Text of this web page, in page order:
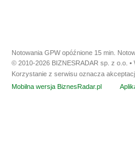
Notowania GPW opóźnione 15 min.
© 2010-2026 BIZNESRADAR sp. z o.o.
Korzystanie z serwisu oznacza
Mobilna wersja BiznesRadar.pl